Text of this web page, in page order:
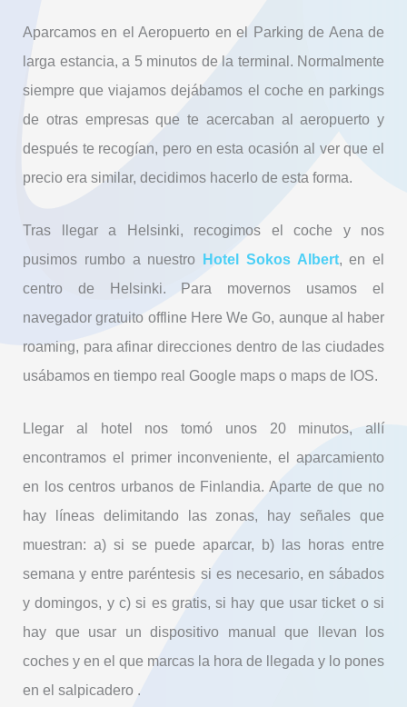
Aparcamos en el Aeropuerto en el Parking de Aena de
larga estancia, a 5 minutos de la terminal. Normalmente
siempre que viajamos dejábamos el coche en parkings
de otras empresas que te acercaban al aeropuerto y
después te recogían, pero en esta ocasión al ver que el
precio era similar, decidimos hacerlo de esta forma.
Tras llegar a Helsinki, recogimos el coche y nos
pusimos rumbo a nuestro
Hotel Sokos Albert, en el
centro de Helsinki. Para movernos usamos el
navegador gratuito offline Here We Go, aunque al haber
roaming, para afinar direcciones dentro de las ciudades
usábamos en tiempo real Google maps o maps de IOS.
Llegar al hotel nos tomó unos 20 minutos, allí
encontramos el primer inconveniente, el aparcamiento
en los centros urbanos de Finlandia. Aparte de que no
hay líneas delimitando las zonas, hay señales que
muestran: a) si se puede aparcar, b) las horas entre
semana y entre paréntesis si es necesario, en sábados
y domingos, y c) si es gratis, si hay que usar ticket o si
hay que usar un dispositivo manual que llevan los
coches y en el que marcas la hora de llegada y lo pones
en el salpicadero .